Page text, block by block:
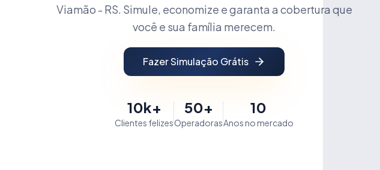
Viamão - RS. Simule, economize e garanta a cobertura que
você e sua família merecem.
Fazer Simulação Grátis
10k+
Clientes felizes
50+
Operadoras
10
Anos no mercado